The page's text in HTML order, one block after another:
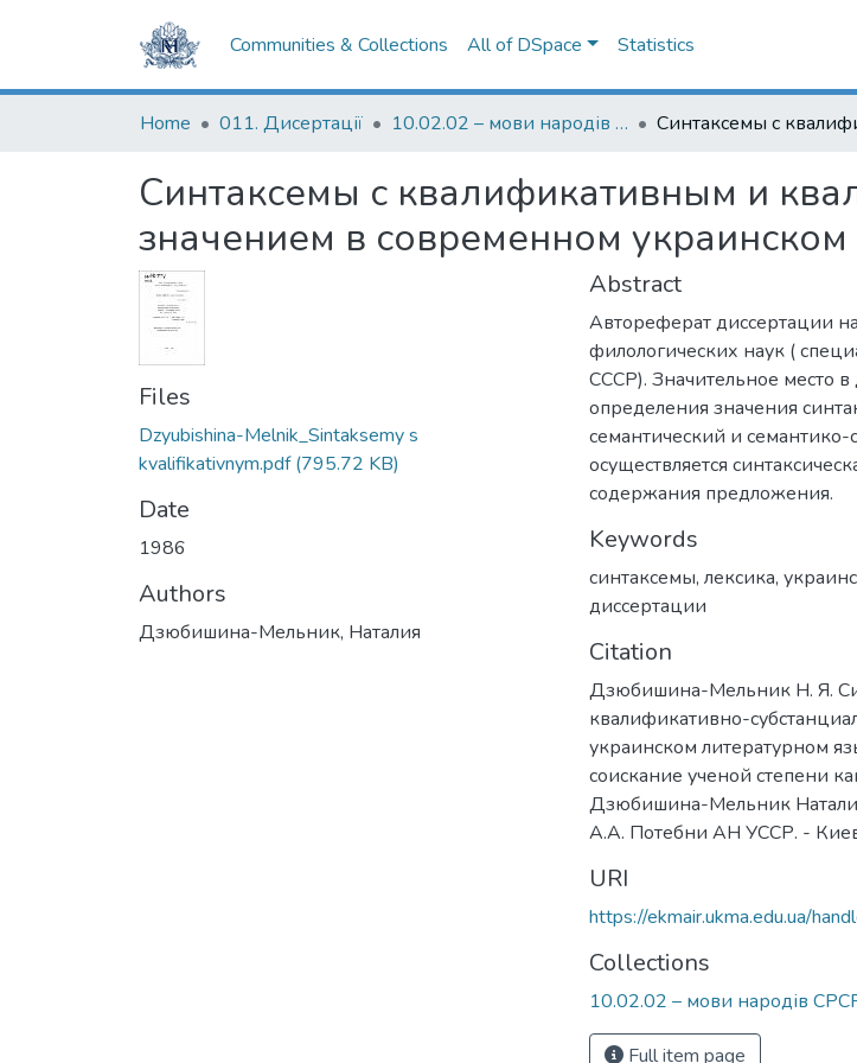
Communities & Collections All of DSpace Statistics
Home 011. Дисертації 10.02.02 – мови народів СРСР
Синтаксемы с квалификативным и
значением в современном
Files
Dzyubishina-Melnik_Sintaksemy s
kvalifikativnym.pdf(795.72 KB)
Date
1986
Authors
Дзюбишина-Мельник, Наталия
Abstract
Автореферат диссертации
филологических наук (
СССР). Значительное место в
определения значения
семантический и
осуществляется
содержания предложения.
Keywords
синтаксемы, лексика,
диссертации
Citation
Дзюбишина-Мельник Н. Я.
квалификативно-
украинском литературном
соискание ученой степени
Дзюбишина-Мельник
А.А. Потебни АН УССР. -
URI
https://ekmair.ukma.edu.ua/
Collections
10.02.02 – мови народів
Full item page